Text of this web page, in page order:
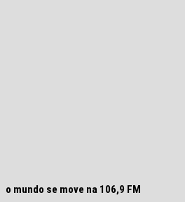
o mundo se move na 106,9 FM